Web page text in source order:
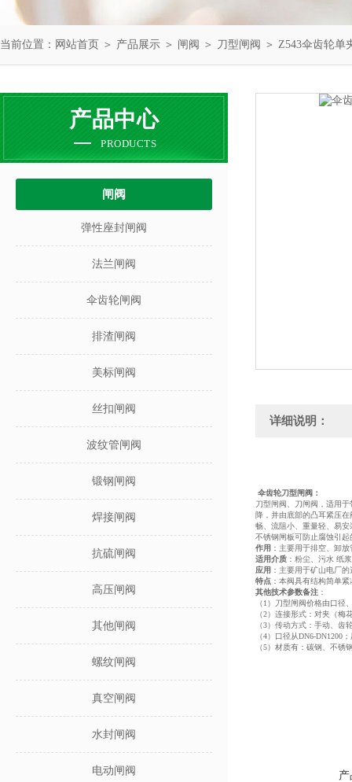
当前位置： 网站首页 ＞ 产品展示 ＞ 闸阀 ＞ 刀型闸阀 ＞ Z543伞齿轮单
产品中心
PRODUCTS
闸阀
弹性座封闸阀
法兰闸阀
伞齿轮闸阀
排渣闸阀
美标闸阀
丝扣闸阀
波纹管闸阀
锻钢闸阀
焊接闸阀
抗硫闸阀
高压闸阀
其他闸阀
螺纹闸阀
真空闸阀
水封闸阀
电动闸阀
详细说明：
伞齿轮刀型闸阀 ：
刀型闸阀、刀闸阀，适用
降，并由底部的凸耳紧压
畅、流阻小、重量轻、易
不锈钢闸板可防止腐蚀引起
作用 ：主要用于排空、卸
适用介质 ：粉尘、污水 纸
应用 ：主要用于矿山电厂
特点 ：本阀具有结构简单
其他技术参数备注 ：
（1）刀型闸阀价格由口径
（2）连接形式：对夹（梅
（3）传动方式：手动、齿
（4）口径从DN6-DN1200
（5）材质有：碳钢、不锈